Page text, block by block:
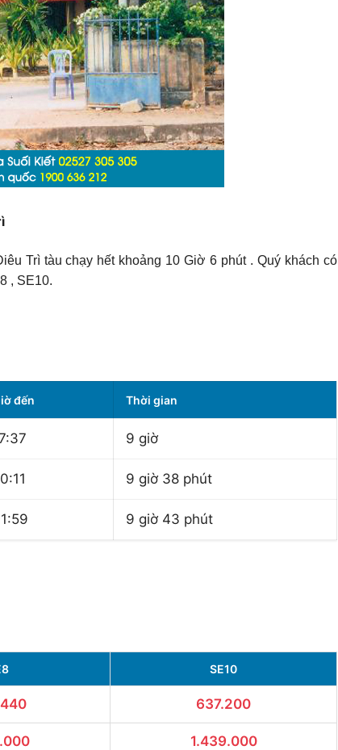
Trì tàu chạy hết khoảng 10 Giờ 6 phút . Quý khách có
, SE10.
đến Thời gian
9 giờ
9 giờ 38 phút
9 giờ 43 phút
SE10
637.200
1.439.000